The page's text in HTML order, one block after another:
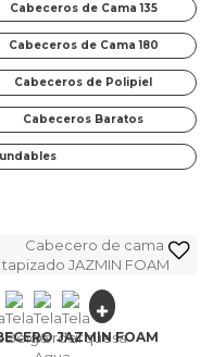
Cabeceros de Cama 135
Cabeceros de Cama 180
Cabeceros de Polipiel
Cabeceros Baratos
JAZMÍN FOAM